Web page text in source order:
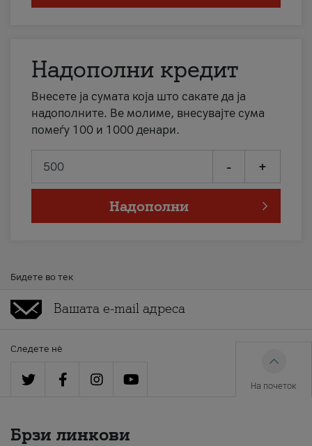
Надополни кредит
Внесете ја сумата која што сакате да ја
надополните. Ве молиме, внесувајте сума
помеѓу 100 и 1000 денари.
- +
Надополни
Бидете во тек
Следете нè
На почеток
Брзи линкови